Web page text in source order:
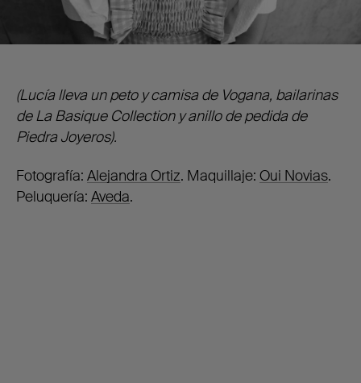
(Lucía lleva un peto y camisa de Vogana, bailarinas
de La Basique Collection y anillo de pedida de
Piedra Joyeros).
Fotografía: Alejandra Ortiz. Maquillaje: Oui Novias.
Peluquería: Aveda.